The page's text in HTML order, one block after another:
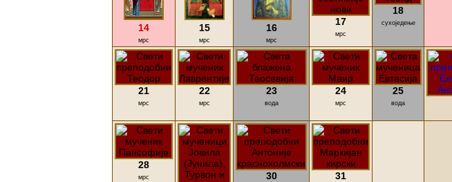
14
мрс
15
мрс
16
мрс
17
мрс
18
сухоједење
21
мрс
22
мрс
23
вода
24
мрс
25
вода
28
мрс 30 31